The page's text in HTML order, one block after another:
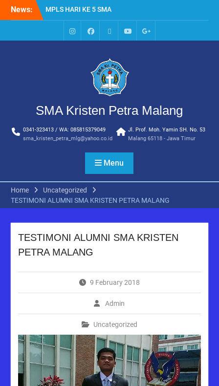
News:
MPLS HARI KE 5 SMA
KRISTEN PETRA MALANG
HARI KE EMPAT SMA
KRISTEN PETRA MALANG
KRISTEN PETRA MALANG
MPLS HARI KE DUA, MASA
LINGKUNGAN SEKOLAH DI
MALANG
AJARAN BARU YBPK
PETRA MALANG
IG
FacebookWhatsappYoutubeGoogle+
SMA Kristen Petra Malang
0341-323413 / WA: 085815379049
sma_kristen_petra_mlg@yahoo.co.id
Jl. Prof. Moh. Yamin SH. No. 53
Malang 65118 - Jawa Timur
Menu
Home
Uncategorized
TESTIMONI ALUMNI SMA KRISTEN PETRA MALANG
TESTIMONI ALUMNI SMA KRISTEN
PETRA MALANG
9 February 2018
Admin
Uncategorized